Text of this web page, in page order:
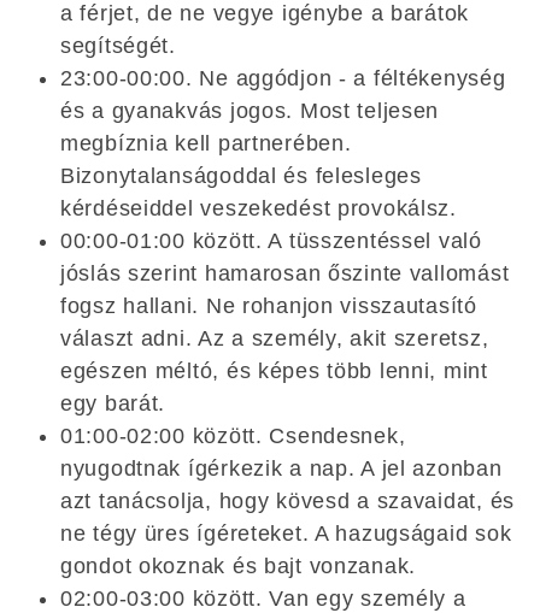
a férjet, de ne vegye igénybe a barátok
segítségét.
23:00-00:00. Ne aggódjon - a féltékenység
és a gyanakvás jogos. Most teljesen
megbíznia kell partnerében.
Bizonytalanságoddal és felesleges
kérdéseiddel veszekedést provokálsz.
00:00-01:00 között. A tüsszentéssel való
jóslás szerint hamarosan őszinte vallomást
fogsz hallani. Ne rohanjon visszautasító
választ adni. Az a személy, akit szeretsz,
egészen méltó, és képes több lenni, mint
egy barát.
01:00-02:00 között. Csendesnek,
nyugodtnak ígérkezik a nap. A jel azonban
azt tanácsolja, hogy kövesd a szavaidat, és
ne tégy üres ígéreteket. A hazugságaid sok
gondot okoznak és bajt vonzanak.
02:00-03:00 között. Van egy személy a